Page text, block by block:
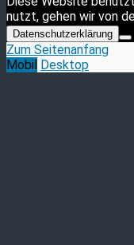
nutzt, gehen wir von
Datenschutzerklärung
Zum Seitenanfang
Mobil Desktop